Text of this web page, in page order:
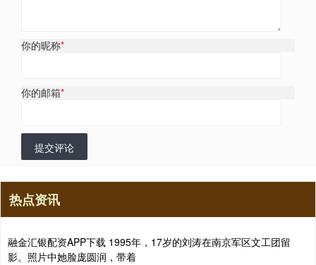
你的昵称*
你的邮箱*
提交评论
热点资讯
融金汇银配资APP下载 1995年，17岁的刘涛在南京军区文工团留
影。照片中她脸庞圆润，带着